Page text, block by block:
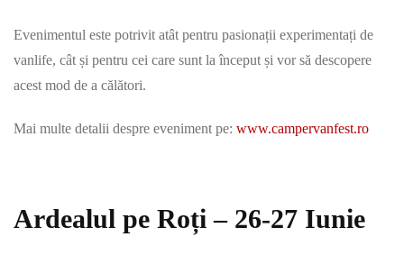
Evenimentul este potrivit atât pentru pasionații experimentați de
vanlife, cât și pentru cei care sunt la început și vor să descopere
acest mod de a călători.
Mai multe detalii despre eveniment pe: www.campervanfest.ro
Ardealul pe Roți – 26-27 Iunie